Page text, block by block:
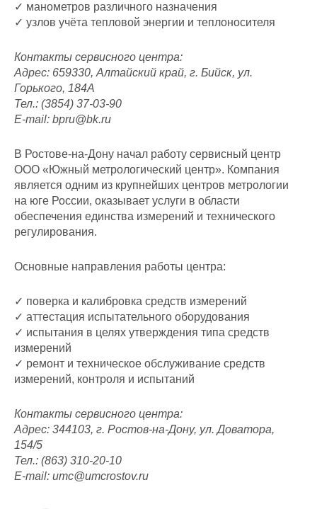
✓ манометров различного назначения
✓ узлов учёта тепловой энергии и теплоносителя
Контакты сервисного центра:
Адрес: 659330, Алтайский край, г. Бийск, ул.
Горького, 184А
Тел.: (3854) 37-03-90
E-mail: bpru@bk.ru
В Ростове-на-Дону начал работу сервисный центр
ООО «Южный метрологический центр». Компания
является одним из крупнейших центров метрологии
на юге России, оказывает услуги в области
обеспечения единства измерений и технического
регулирования.
Основные направления работы центра:
✓ поверка и калибровка средств измерений
✓ аттестация испытательного оборудования
✓ испытания в целях утверждения типа средств
измерений
✓ ремонт и техническое обслуживание средств
измерений, контроля и испытаний
Контакты сервисного центра:
Адрес: 344103, г. Ростов-на-Дону, ул. Доватора,
154/5
Тел.: (863) 310-20-10
E-mail: umc@umcrostov.ru